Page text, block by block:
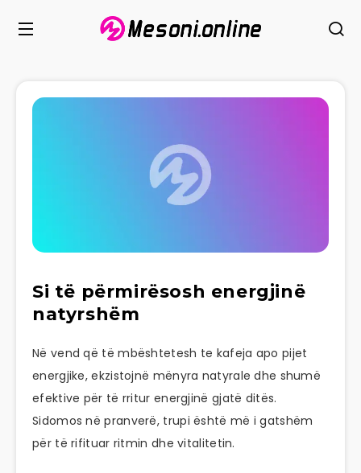
Si të përmirësosh energjinë
natyrshëm
Në vend që të mbështetesh te kafeja apo pijet
energjike, ekzistojnë mënyra natyrale dhe shumë
efektive për të rritur energjinë gjatë ditës.
Sidomos në pranverë, trupi është më i gatshëm
për të rifituar ritmin dhe vitalitetin.